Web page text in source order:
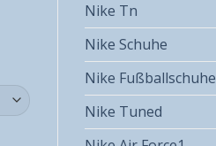
Nike Tn
Nike Schuhe
Nike Fußballschuhe
Nike Tuned